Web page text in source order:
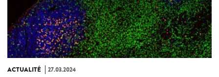
ACTUALITÉ 27.03.2024